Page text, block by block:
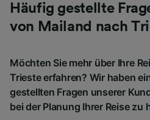
Häufig gestellte
von Mailand nach
Möchten Sie mehr über Ihre
Trieste erfahren? Wir haben
gestellten Fragen unserer
bei der Planung Ihrer Reise zu